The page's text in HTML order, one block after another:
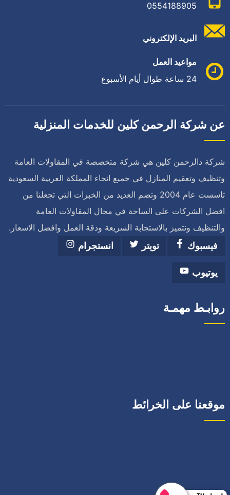
0554188905
البريد الإلكتروني
مواعيد العمل
24 ساعة طوال أيام الأسبوع
عن شركة الرحمن كلين للخدمات المنزلية
شركة دالرحمن كلين هي شركة متخصصة في المقاولات العامة
وتنظيف وتعقيم المنازل في جميع انحاء المملكة العربية السعودية
تاسست عام 2004 وتضم العديد من الخبرات التي تجعلنا من
افضل الشركات على الساحة في مجال المقاولات العامة
والتنظيف ونتميز بالاستجابة السريعة ودقة العمل وافضل الاسعار.
فيسبوك
تويتر انستجرام
يوتيوب
روابـط مهمـة
موقعنا على الخرائط